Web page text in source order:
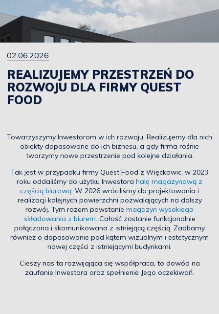
02.06.2026
REALIZUJEMY PRZESTRZEŃ DO
ROZWOJU DLA FIRMY QUEST
FOOD
Towarzyszymy Inwestorom w ich rozwoju. Realizujemy dla nich
obiekty dopasowane do ich biznesu, a gdy firma rośnie
tworzymy nowe przestrzenie pod kolejne działania.
Tak jest w przypadku firmy Quest Food z Więckowic, w 2023
roku oddaliśmy do użytku Inwestora halę magazynową z
częścią biurową. W 2026 wróciliśmy do projektowania i
realizacji kolejnych powierzchni pozwalających na dalszy
rozwój. Tym razem powstanie magazyn wysokiego
składowania z biurem. Całość zostanie funkcjonalnie
połączona i skomunikowana z istniejącą częścią. Zadbamy
również o dopasowanie pod kątem wizualnym i estetycznym
nowej części z istniejącymi budynkami.
Cieszy nas ta rozwijająca się współpraca, to dowód na
zaufanie Inwestora oraz spełnienie Jego oczekiwań.